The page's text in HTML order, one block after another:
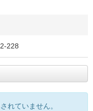
228
れていません。